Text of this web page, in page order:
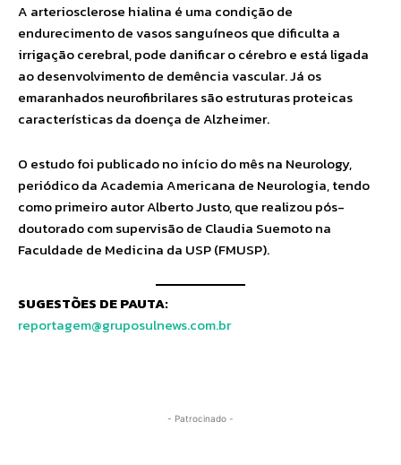
A arteriosclerose hialina é uma condição de
endurecimento de vasos sanguíneos que dificulta a
irrigação cerebral, pode danificar o cérebro e está ligada
ao desenvolvimento de demência vascular. Já os
emaranhados neurofibrilares são estruturas proteicas
características da doença de Alzheimer.
O estudo foi publicado no início do mês na Neurology,
periódico da Academia Americana de Neurologia, tendo
como primeiro autor Alberto Justo, que realizou pós-
doutorado com supervisão de Claudia Suemoto na
Faculdade de Medicina da USP (FMUSP).
SUGESTÕES DE PAUTA:
reportagem@gruposulnews.com.br
- Patrocinado -